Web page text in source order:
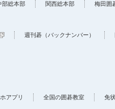
部総本部 関西総本部 梅田囲
週刊碁（バックナンバー）
アプリ 全国の囲碁教室 免